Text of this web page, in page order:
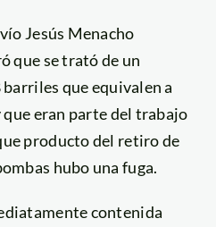
Jesús Menacho
que se trató de un
que equivalen a
eran parte del trabajo
producto del retiro de
hubo una fuga.
contenida